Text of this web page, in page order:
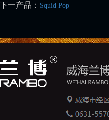
下一产品： Squid Pop